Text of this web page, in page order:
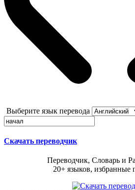
Выберите язык перевода
Скачать переводчик
Переводчик, Словарь и
20+ языков, избранные